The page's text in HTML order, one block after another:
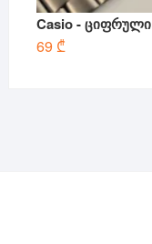
Casio - ციფრული
69 ₾